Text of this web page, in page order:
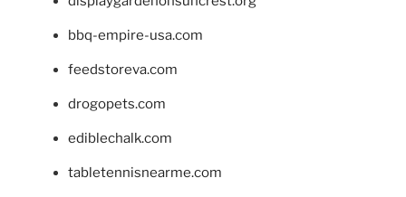
bbq-empire-usa.com
feedstoreva.com
drogopets.com
ediblechalk.com
tabletennisnearme.com